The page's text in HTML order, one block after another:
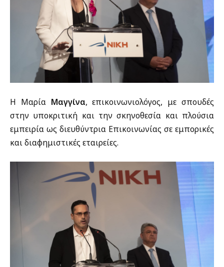
Η ΜαρίαΜαγγίνα, επικοινωνιολόγος, με σπουδές
στην υποκριτική και την σκηνοθεσία και πλούσια
εμπειρία ως διευθύντρια Επικοινωνίας σε εμπορικές
και διαφημιστικές εταιρείες.